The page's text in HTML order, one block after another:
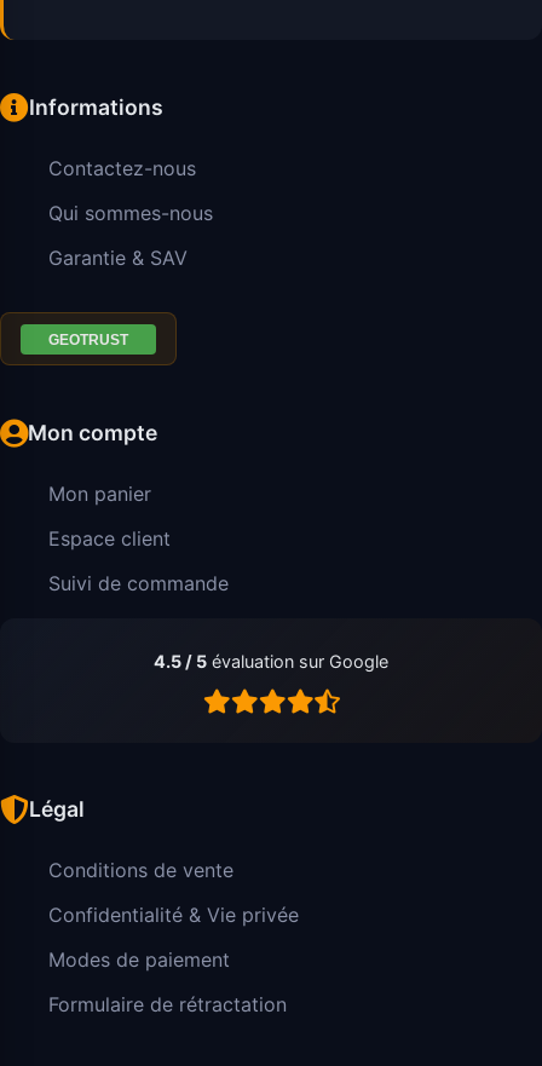
Informations
Contactez-nous
Qui sommes-nous
Garantie & SAV
Mon compte
Mon panier
Espace client
Suivi de commande
4.5 / 5 évaluation sur Google
Légal
Conditions de vente
Confidentialité & Vie privée
Modes de paiement
Formulaire de rétractation